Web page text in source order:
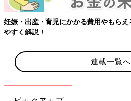
妊娠・出産・育児にかかる費用やもら
やすく解説！
連載一覧へ